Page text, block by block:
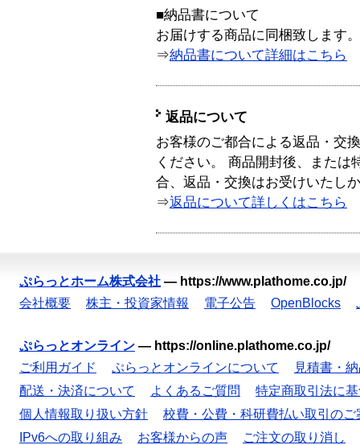
■納品書について
お届けする商品に同梱致します。
⇒納品書について詳細はこちら
返品について
お客様のご都合による返品・交
ください。 商品開封後、または
合、返品・交換はお受けいたし
⇒返品について詳しくはこちら
ぷらっとホーム株式会社 — https://www.plathome.co.jp/
会社概要
株主・投資家情報 電子公告 OpenBlocks
ぷらっとオンライン — https://online.plathome.co.jp/
ご利用ガイド
ぷらっとオンラインについて
見積書・
配送・決済について
よくあるご質問
特定商取引法に
個人情報取り扱い方針
校費・公費・科研費払い取引のご
IPv6への取り組み
お客様からの声 ご注文の取り消し